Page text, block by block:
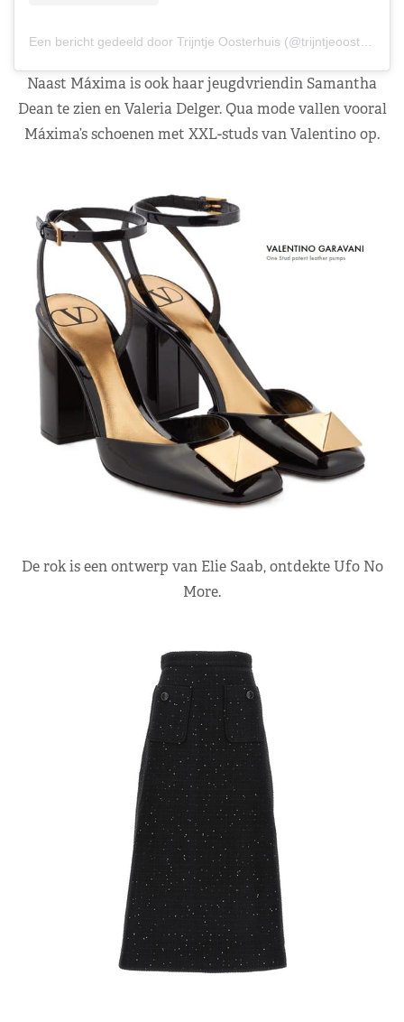
Een bericht gedeeld door Trijntje Oosterhuis (@trijntjeoosterhuis)
Naast Máxima is ook haar jeugdvriendin Samantha
Dean te zien en Valeria Delger. Qua mode vallen vooral
Máxima’s schoenen met XXL-studs van Valentino op.
De rok is een ontwerp van Elie Saab, ontdekte Ufo No
More.